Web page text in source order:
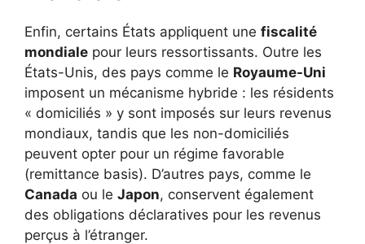
Enfin, certains États appliquent une fiscalité
mondiale pour leurs ressortissants. Outre les
États-Unis, des pays comme le Royaume-Uni
imposent un mécanisme hybride : les résidents
« domiciliés » y sont imposés sur leurs revenus
mondiaux, tandis que les non-domiciliés
peuvent opter pour un régime favorable
(remittance basis). D’autres pays, comme le
Canada ou le Japon, conservent également
des obligations déclaratives pour les revenus
perçus à l’étranger.